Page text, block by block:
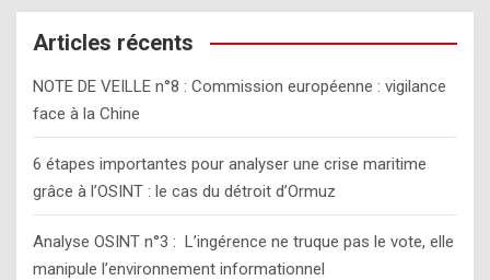
r
c
Articles récents
NOTE DE VEILLE n°8 : Commission européenne : vigilance
face à la Chine
6 étapes importantes pour analyser une crise maritime
grâce à l’OSINT : le cas du détroit d’Ormuz
Analyse OSINT n°3 : L’ingérence ne truque pas le vote, elle
manipule l’environnement informationnel